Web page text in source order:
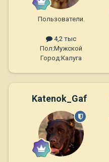
Пользователи.
4,2 тыс
Пол:Мужской
Город:Калуга
Katenok_Gaf